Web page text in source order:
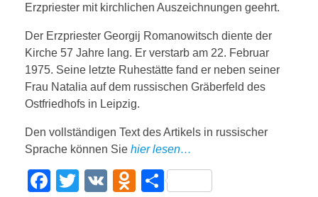
Erzpriester mit kirchlichen Auszeichnungen geehrt.
Der Erzpriester Georgij Romanowitsch diente der
Kirche 57 Jahre lang. Er verstarb am 22. Februar
1975. Seine letzte Ruhestätte fand er neben seiner
Frau Natalia auf dem russischen Gräberfeld des
Ostfriedhofs in Leipzig.
Den vollständigen Text des Artikels in russischer
Sprache können Sie hier lesen…
F
T
V
O T